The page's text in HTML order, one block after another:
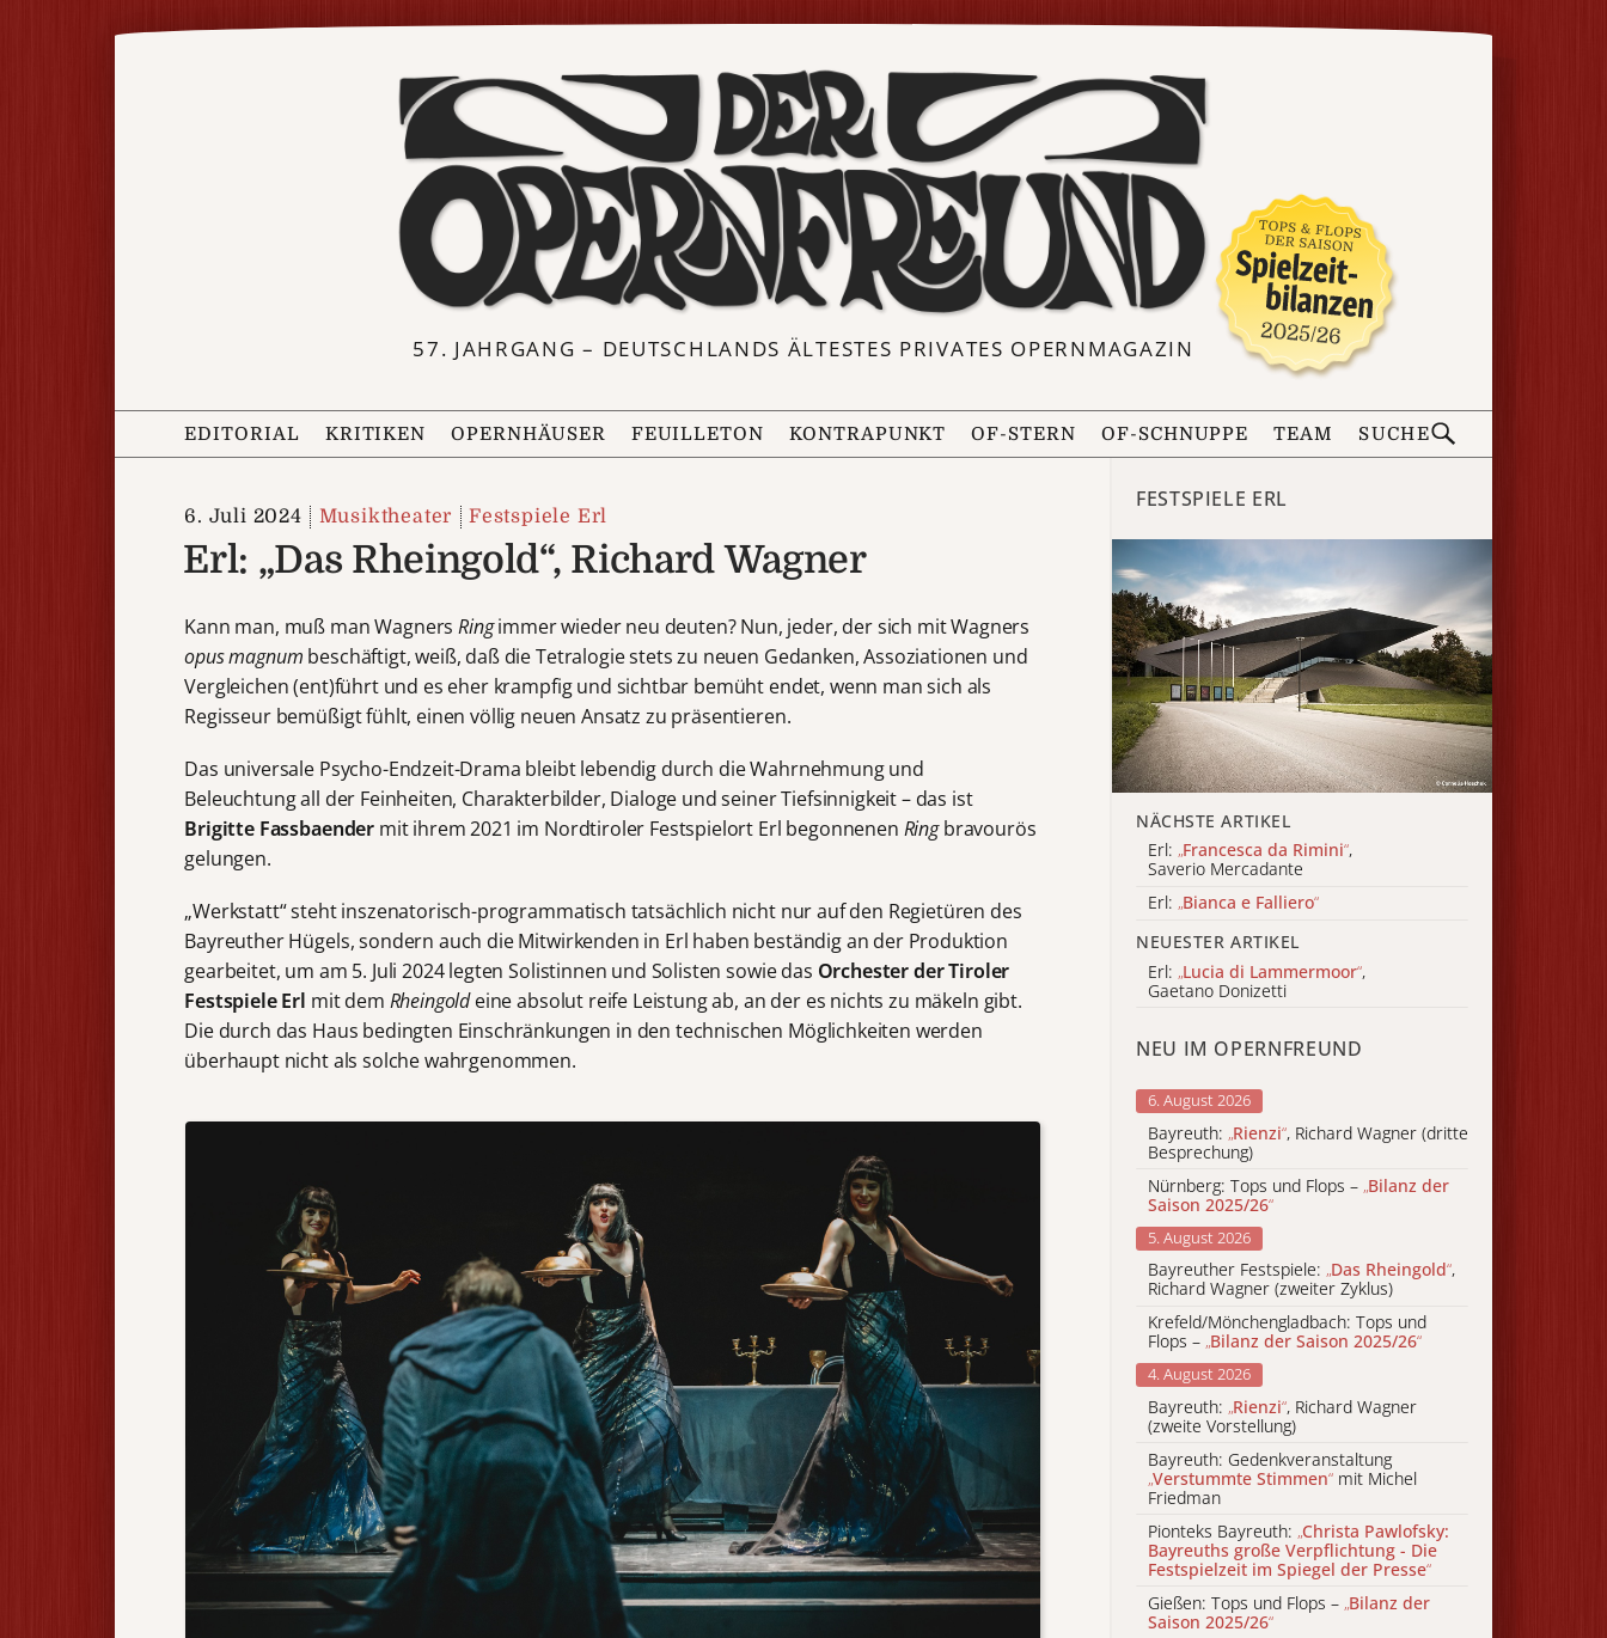
57. JAHRGANG – DEUTSCHLANDS ÄLTESTES PRIVATES OPERNMAGAZIN
EDITORIAL KRITIKEN OPERNHÄUSER FEUILLETON KONTRAPUNKT OF-STERN OF-SCHNUPPE TEAM SUCHE
6. Juli 2024 Musiktheater Festspiele Erl
Erl: „Das Rheingold“, Richard Wagner
Kann man, muß man WagnersRingimmer wieder neu deuten? Nun, jeder, der sich mit Wagners
opus magnum beschäftigt, weiß, daß die Tetralogie stets zu neuen Gedanken, Assoziationen und
Vergleichen (ent)führt und es eher krampfig und sichtbar bemüht endet, wenn man sich als
Regisseur bemüßigt fühlt, einen völlig neuen Ansatz zu präsentieren.
Das universale Psycho-Endzeit-Drama bleibt lebendig durch die Wahrnehmung und
Beleuchtung all der Feinheiten, Charakterbilder, Dialoge und seiner Tiefsinnigkeit – das ist
Brigitte Fassbaender mit ihrem 2021 im Nordtiroler Festspielort Erl begonnenen Ringbravourös
gelungen.
„Werkstatt“ steht inszenatorisch-programmatisch tatsächlich nicht nur auf den Regietüren des
Bayreuther Hügels, sondern auch die Mitwirkenden in Erl haben beständig an der Produktion
gearbeitet, um am 5. Juli 2024 legten Solistinnen und Solisten sowie das Orchester der Tiroler
Festspiele Erl mit dem Rheingoldeine absolut reife Leistung ab, an der es nichts zu mäkeln gibt.
Die durch das Haus bedingten Einschränkungen in den technischen Möglichkeiten werden
überhaupt nicht als solche wahrgenommen.
FESTSPIELE ERL
NÄCHSTE ARTIKEL
Erl: „Francesca da Rimini“,
Saverio Mercadante
Erl: „Bianca e Falliero“
NEUESTER ARTIKEL
Erl: „Lucia di Lammermoor“,
Gaetano Donizetti
NEU IM OPERNFREUND
6. August 2026
Bayreuth: „Rienzi“, Richard Wagner (dritte
Besprechung)
Nürnberg: Tops und Flops – „Bilanz der
Saison 2025/26“
5. August 2026
Bayreuther Festspiele: „Das Rheingold“,
Richard Wagner (zweiter Zyklus)
Krefeld/Mönchengladbach: Tops und
Flops – „Bilanz der Saison 2025/26“
4. August 2026
Bayreuth: „Rienzi“, Richard Wagner
(zweite Vorstellung)
Bayreuth: Gedenkveranstaltung
„Verstummte Stimmen“ mit Michel
Friedman
Pionteks Bayreuth: „Christa Pawlofsky:
Bayreuths große Verpflichtung - Die
Festspielzeit im Spiegel der Presse“
Gießen: Tops und Flops – „Bilanz der
Saison 2025/26“